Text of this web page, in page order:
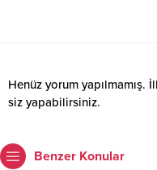
Henüz yorum yapılmamış.
siz yapabilirsiniz.
Benzer Konular